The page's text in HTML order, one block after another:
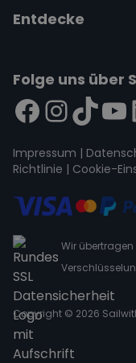
Entdecke
Folge uns über
Impressum |
Richtlinie | Cookie-
Wir
Copyright © 2026